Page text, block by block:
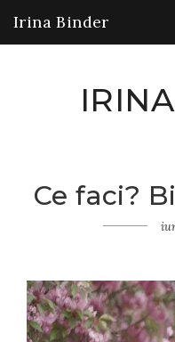
Irina Binder
Home
Și? Și
atât.
Ce faci?